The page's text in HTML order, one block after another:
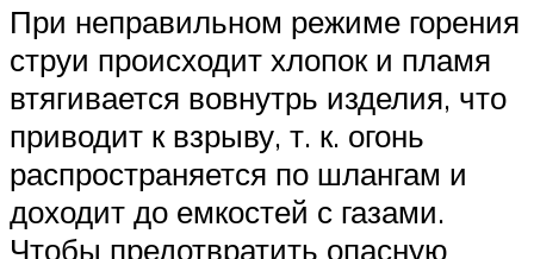
При неправильном режиме горения
струи происходит хлопок и пламя
втягивается вовнутрь изделия, что
приводит к взрыву, т. к. огонь
распространяется по шлангам и
доходит до емкостей с газами.
Чтобы предотвратить опасную